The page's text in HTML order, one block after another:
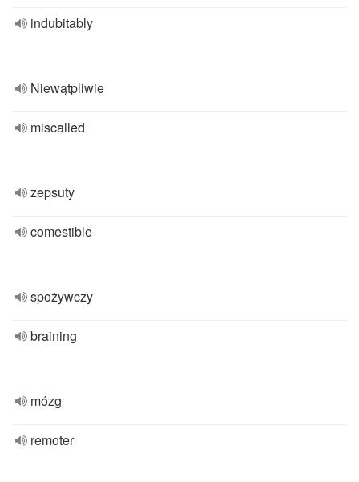
indubitably
Niewątpliwie
miscalled
zepsuty
comestible
spożywczy
braining
mózg
remoter